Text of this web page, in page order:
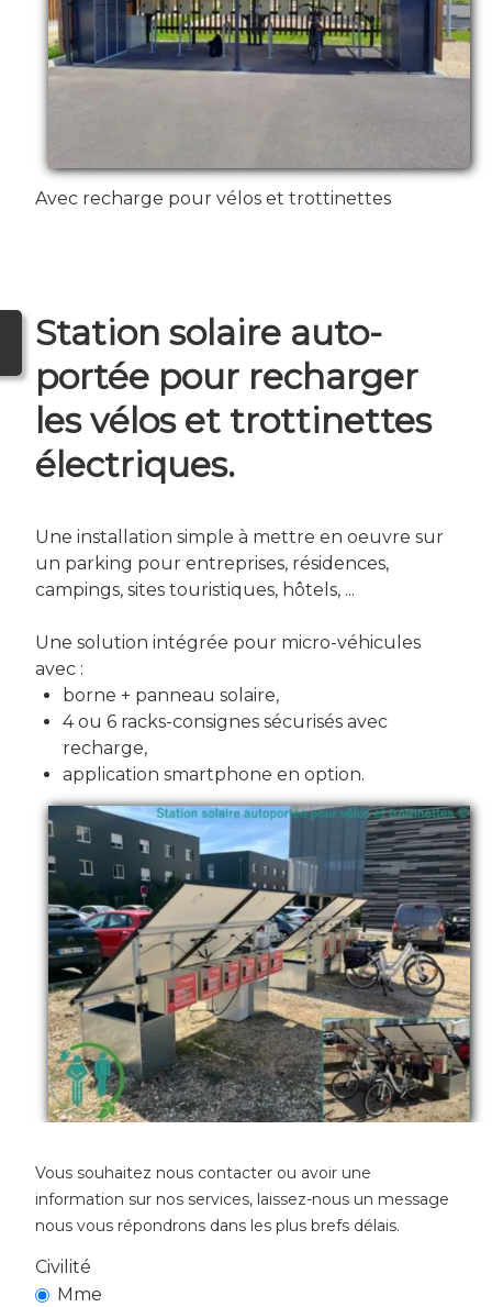
Avec recharge pour vélos et trottinettes
Station solaire auto-
portée pour recharger
les vélos et trottinettes
électriques.
Une installation simple à mettre en oeuvre sur
un parking pour entreprises, résidences,
campings, sites touristiques, hôtels, ...
Une solution intégrée pour micro-véhicules
avec :
borne + panneau solaire,
4 ou 6 racks-consignes sécurisés avec
recharge,
application smartphone en option.
Vous souhaitez nous contacter ou avoir une
information sur nos services, laissez-nous un message
nous vous répondrons dans les plus brefs délais.
Civilité
Mme